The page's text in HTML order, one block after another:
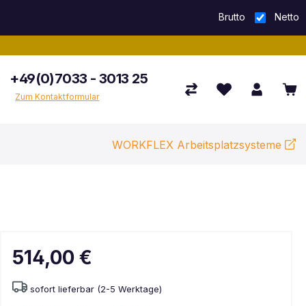
Brutto Netto
+49(0)7033 - 3013 25
Zum Kontaktformular
WORKFLEX Arbeitsplatzsysteme
514,00 €
sofort lieferbar (2-5 Werktage)